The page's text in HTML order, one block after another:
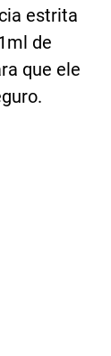
estrita
de
que ele